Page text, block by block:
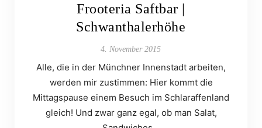
Frooteria Saftbar |
Schwanthalerhöhe
4. November 2015
Alle, die in der Münchner Innenstadt arbeiten,
werden mir zustimmen: Hier kommt die
Mittagspause einem Besuch im Schlaraffenland
gleich! Und zwar ganz egal, ob man Salat,